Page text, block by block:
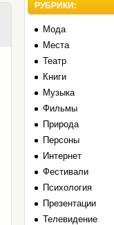
РУБРИКИ:
Мода
Места
Театр
Книги
Музыка
Фильмы
Природа
Персоны
Интернет
Фестивали
Психология
Презентации
Телевидение